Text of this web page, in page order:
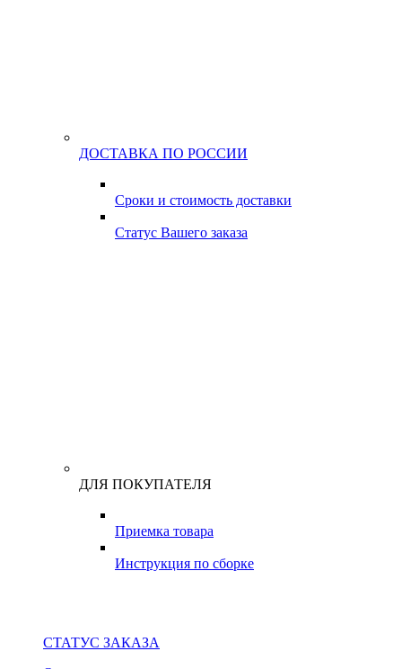
ДОСТАВКА ПО РОССИИ
Сроки и стоимость доставки
Статус Вашего заказа
ДЛЯ ПОКУПАТЕЛЯ
Приемка товара
Инструкция по сборке
СТАТУС ЗАКАЗА